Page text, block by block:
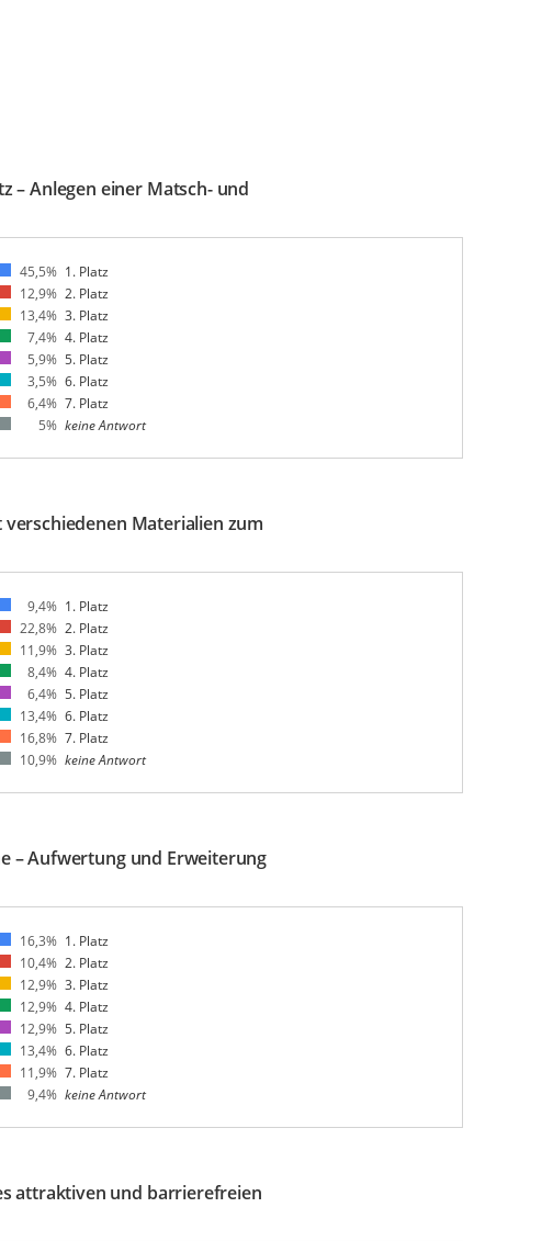
– Anlegen einer Matsch- und
45,5% 1. Platz
12,9% 2. Platz
13,4% 3. Platz
7,4% 4. Platz
5,9% 5. Platz
3,5% 6. Platz
6,4% 7. Platz
5% keine Antwort
Materialien zum
9,4% 1. Platz
22,8% 2. Platz
11,9% 3. Platz
8,4% 4. Platz
6,4% 5. Platz
13,4% 6. Platz
16,8% 7. Platz
10,9% keine Antwort
– Aufwertung und Erweiterung
16,3% 1. Platz
10,4% 2. Platz
12,9% 3. Platz
12,9% 4. Platz
12,9% 5. Platz
13,4% 6. Platz
11,9% 7. Platz
9,4% keine Antwort
attraktiven und barrierefreien